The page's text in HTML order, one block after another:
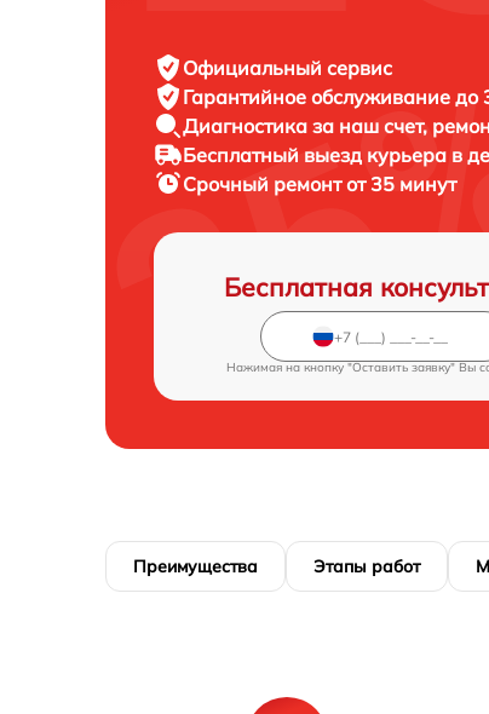
Официальный сервис
Гарантийное обслуживание до
Диагностика за наш счет,
Бесплатный выезд курьера в
Срочный ремонтот 35 минут
Бесплатная
Нажимая на кнопку "Оставить заявку" Вы
Преимущества Этапы работ